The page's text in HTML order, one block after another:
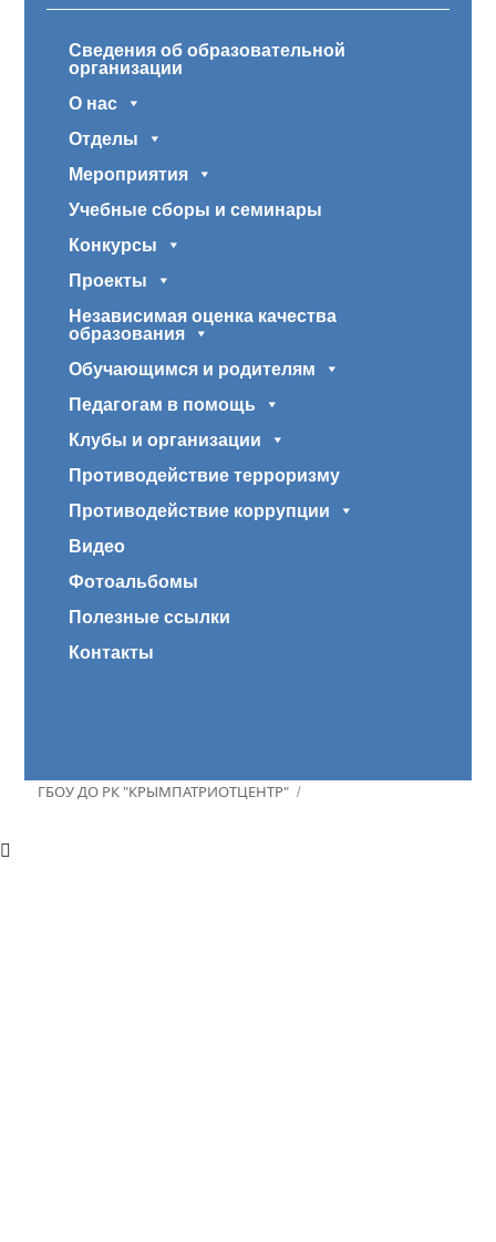
Сведения об образовательной
организации
О нас
Отделы
Мероприятия
Учебные сборы и семинары
Конкурсы
Проекты
Независимая оценка качества
образования
Обучающимся и родителям
Педагогам в помощь
Клубы и организации
Противодействие терроризму
Противодействие коррупции
Видео
Фотоальбомы
Полезные ссылки
Контакты
ГБОУ ДО РК "КРЫМПАТРИОТЦЕНТР"